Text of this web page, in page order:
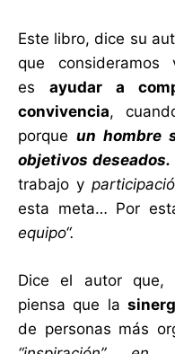
Este libro, dice su
que
esayudar a
convivencia,
porqueun hombre
objetivos deseados.
trabajo y
esta meta… Por
equipo“.
Dice el autor que,
piensa que la
de personas más